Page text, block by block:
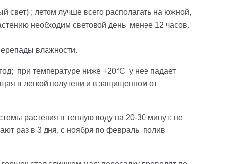
свет) ; летом лучше всего располагать на южной,
необходим световой день менее 12 часов.
влажности.
при температуре ниже +20°С у нее падает
в легкой полутени и в защищенном от
растения в теплую воду на 20-30 минут; не
раз в 3 дня, с ноября по февраль полив